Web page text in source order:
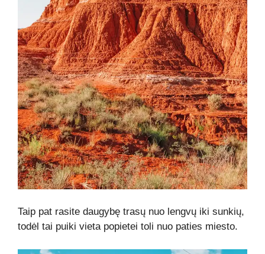
Taip pat rasite daugybę trasų nuo lengvų iki sunkių,
todėl tai puiki vieta popietei toli nuo paties miesto.